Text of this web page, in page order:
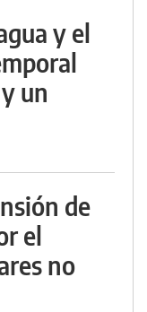
y el
un
de
el
no